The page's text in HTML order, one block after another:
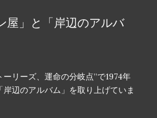
屋」と「岸辺のアルバ
リーズ、運命の分岐点”で1974年
辺のアルバム」を取り上げていま